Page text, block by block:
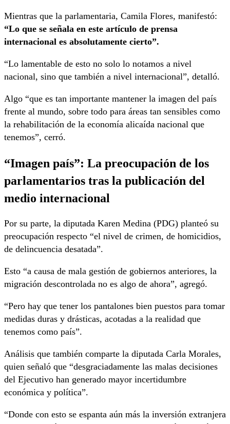
Mientras que la parlamentaria, Camila Flores, manifestó:
“Lo que se señala en este artículo de prensa
internacional es absolutamente cierto”.
“Lo lamentable de esto no solo lo notamos a nivel
nacional, sino que también a nivel internacional”, detalló.
Algo “que es tan importante mantener la imagen del país
frente al mundo, sobre todo para áreas tan sensibles como
la rehabilitación de la economía alicaída nacional que
tenemos”, cerró.
“Imagen país”: La preocupación de los
parlamentarios tras la publicación del
medio internacional
Por su parte, la diputada Karen Medina (PDG) planteó su
preocupación respecto “el nivel de crimen, de homicidios,
de delincuencia desatada”.
Esto “a causa de mala gestión de gobiernos anteriores, la
migración descontrolada no es algo de ahora”, agregó.
“Pero hay que tener los pantalones bien puestos para tomar
medidas duras y drásticas, acotadas a la realidad que
tenemos como país”.
Análisis que también comparte la diputada Carla Morales,
quien señaló que “desgraciadamente las malas decisiones
del Ejecutivo han generado mayor incertidumbre
económica y política”.
“Donde con esto se espanta aún más la inversión extranjera